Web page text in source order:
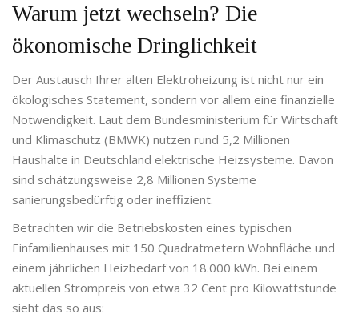
Warum jetzt wechseln? Die
ökonomische Dringlichkeit
Der Austausch Ihrer alten Elektroheizung ist nicht nur ein
ökologisches Statement, sondern vor allem eine finanzielle
Notwendigkeit. Laut dem Bundesministerium für Wirtschaft
und Klimaschutz (BMWK) nutzen rund 5,2 Millionen
Haushalte in Deutschland elektrische Heizsysteme. Davon
sind schätzungsweise 2,8 Millionen Systeme
sanierungsbedürftig oder ineffizient.
Betrachten wir die Betriebskosten eines typischen
Einfamilienhauses mit 150 Quadratmetern Wohnfläche und
einem jährlichen Heizbedarf von 18.000 kWh. Bei einem
aktuellen Strompreis von etwa 32 Cent pro Kilowattstunde
sieht das so aus: